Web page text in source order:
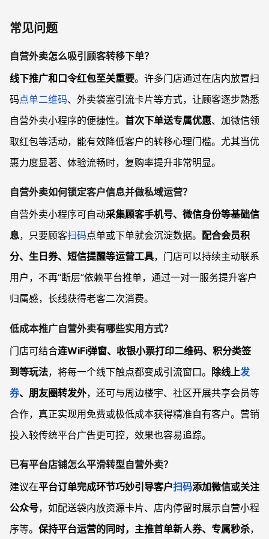
常见问题
自营外卖怎么吸引顾客转移下单？
线下推广和口令红包至关重要。许多门店通过在店内放置扫
码点单二维码、外卖袋塞引流卡片等方式，让顾客逐步熟悉
自营外卖小程序的便捷性。 首次下单送专属优惠、加微信领
取红包等活动，能有效降低客户的转移心理门槛。尤其当优
惠力度显著、体验流畅时，复购率提升非常明显。
自营外卖如何锁定客户信息并做私域运营？
自营外卖小程序可自动采集顾客手机号、微信身份等基础信
息，只要顾客扫码点单或下单就会沉淀数据。 配合会员积
分、生日券、短信提醒等运营工具，门店可以持续主动联系
用户，不再“断层”依赖平台推单，通过一对一服务提升客户
归属感，长线获得老客二次消费。
低成本推广自营外卖有哪些实用方式？
门店可结合连WiFi弹窗、收银小票打印二维码、积分类签
到等玩法，将每一个线下触点都变成引流窗口。 除线上发
券、朋友圈转发外，还可与周边楼宇、社区开展共享会员等
合作，真正实现用免费或极低成本获得精准自有客户。营销
投入较传统平台广告更可控，效果也容易追踪。
已有平台店铺怎么平滑转型自营外卖？
建议在平台订单完成环节巧妙引导客户扫码添加微信或关注
公众号，如配送袋内放资源卡片、店内停留时展示自营小程
序等。 保持平台运营的同时，主推首单新人券、专属秒杀，